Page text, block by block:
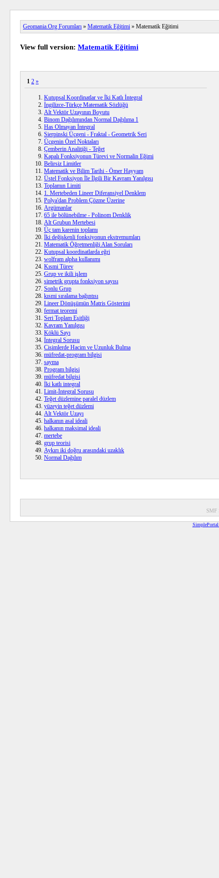
Geomania.Org Forumları » Matematik Eğitimi » Matematik Eğitimi
View full version: Matematik Eğitimi
1 2 »
Kutupsal Koordinatlar ve İki Katlı İntegral
İngilizce-Türkçe Matematik Sözlüğü
Alt Vektör Uzayının Boyutu
Binom Dağılımından Normal Dağılıma 1
Has Olmayan İntegral
Sierpinski Üçgeni - Fraktal - Geometrik Seri
Üçgenin Özel Noktaları
Çemberin Analitiği - Teğet
Kapalı Fonksiyonun Türevi ve Normalin Eğimi
Belirsiz Limitler
Matematik ve Bilim Tarihi - Ömer Hayyam
Üstel Fonksiyon İle İlgili Bir Kavram Yanılgısı
Toplamın Limiti
1. Mertebeden Lineer Diferansiyel Denklem
Polya'dan Problem Çözme Üzerine
Argümanlar
65 ile bölünebilme - Polinom Denklik
Alt Grubun Mertebesi
Üç tam karenin toplamı
İki değişkenli fonksiyonun ekstremumları
Matematik Öğretmenliği Alan Soruları
Kutupsal koordinatlarda eğri
wolfram alpha kullanımı
Kısmi Türev
Grup ve ikili işlem
simetrik grupta fonksiyon sayısı
Sonlu Grup
kısmi sıralama bağıntısı
Lineer Dönüşümün Matris Gösterimi
fermat teoremi
Seri Toplam Eşitliği
Kavram Yanılgısı
Köklü Sayı
İntegral Sorusu
Cisimlerde Hacim ve Uzunluk Bulma
müfredat-program bilgisi
sayma
Program bilgisi
müfredat bilgisi
İki katlı integral
Limit-İntegral Sorusu
Teğet düzlemine paralel düzlem
yüzeyin teğet düzlemi
Alt Vektör Uzayı
halkanın asal ideali
halkanın maksimal ideali
mertebe
grup teorisi
Aykırı iki doğru arasındaki uzaklık
Normal Dağılım
SMF